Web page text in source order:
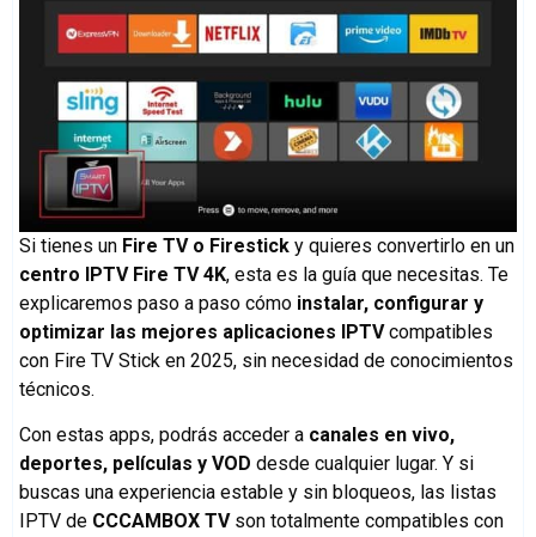
Si tienes un Fire TV o Firestick y quieres convertirlo en un
centro IPTV Fire TV 4K, esta es la guía que necesitas. Te
explicaremos paso a paso cómo instalar, configurar y
optimizar las mejores aplicaciones IPTVcompatibles
con Fire TV Stick en 2025, sin necesidad de conocimientos
técnicos.
Con estas apps, podrás acceder a canales en vivo,
deportes, películas y VOD desde cualquier lugar. Y si
buscas una experiencia estable y sin bloqueos, las listas
IPTV de CCCAMBOX TVson totalmente compatibles con